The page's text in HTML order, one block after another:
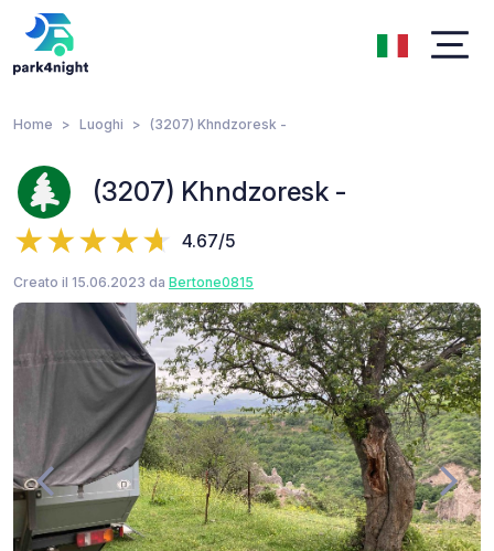
Home Luoghi (3207) Khndzoresk -
(3207) Khndzoresk -
4.67/5
Creato il 15.06.2023 da Bertone0815